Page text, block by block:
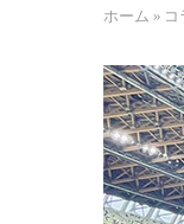
ホーム » コ